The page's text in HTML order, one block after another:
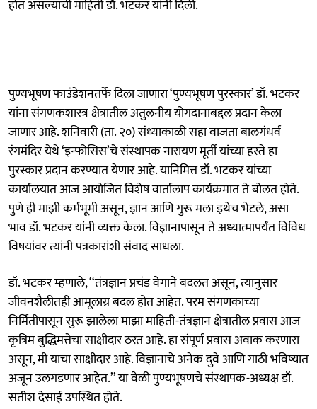
होत असल्याची माहिती डॉ. भटकर यांनी दिली.
पुण्यभूषण फाउंडेशनतर्फे दिला जाणारा ‘पुण्यभूषण पुरस्कार’ डॉ. भटकर
यांना संगणकशास्त्र क्षेत्रातील अतुलनीय योगदानाबद्दल प्रदान केला
जाणार आहे. शनिवारी (ता. २०) संध्याकाळी सहा वाजता बालगंधर्व
रंगमंदिर येथे ‘इन्फोसिस’चे संस्थापक नारायण मूर्ती यांच्या हस्ते हा
पुरस्कार प्रदान करण्यात येणार आहे. यानिमित्त डॉ. भटकर यांच्या
कार्यालयात आज आयोजित विशेष वार्तालाप कार्यक्रमात ते बोलत होते.
पुणे ही माझी कर्मभूमी असून, ज्ञान आणि गुरू मला इथेच भेटले, असा
भाव डॉ. भटकर यांनी व्यक्त केला. विज्ञानापासून ते अध्यात्मापर्यंत विविध
विषयांवर त्यांनी पत्रकारांशी संवाद साधला.
डॉ. भटकर म्हणाले, ‘‘तंत्रज्ञान प्रचंड वेगाने बदलत असून, त्यानुसार
जीवनशैलीतही आमूलाग्र बदल होत आहेत. परम संगणकाच्या
निर्मितीपासून सुरू झालेला माझा माहिती-तंत्रज्ञान क्षेत्रातील प्रवास आज
कृत्रिम बुद्धिमत्तेचा साक्षीदार ठरत आहे. हा संपूर्ण प्रवास अवाक करणारा
असून, मी याचा साक्षीदार आहे. विज्ञानाचे अनेक दुवे आणि गाठी भविष्यात
अजून उलगडणार आहेत.’’ या वेळी पुण्यभूषणचे संस्थापक-अध्यक्ष डॉ.
सतीश देसाई उपस्थित होते.